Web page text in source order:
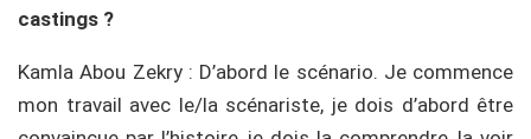
castings ?
Kamla Abou Zekry : D’abord le scénario. Je commence
mon travail avec le/la scénariste, je dois d’abord être